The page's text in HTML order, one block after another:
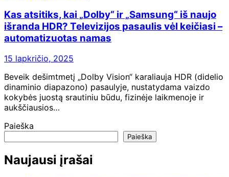
Kas atsitiks, kai „Dolby“ ir „Samsung“ iš naujo
išranda HDR? Televizijos pasaulis vėl keičiasi –
automatizuotas namas
15 lapkričio, 2025
Beveik dešimtmetį „Dolby Vision“ karaliauja HDR (didelio
dinaminio diapazono) pasaulyje, nustatydama vaizdo
kokybės juostą srautiniu būdu, fizinėje laikmenoje ir
aukščiausios…
Paieška
Paieška
Naujausi įrašai